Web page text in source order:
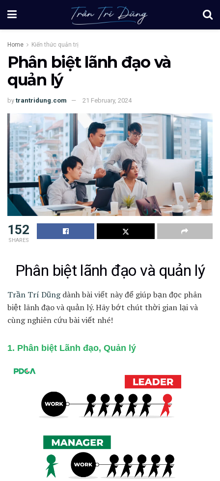
Home Kiến thức quản trị
Phân biệt lãnh đạo và
quản lý
by trantridung.com 21 February, 2024
152
SHARES
Phân biệt lãnh đạo và quản lý
Trần Trí Dũngdành bài viết này để giúp bạn đọc phân
biệt lãnh đạo và quản lý. Hãy bớt chút thời gian lại và
cùng nghiên cứu bài viết nhé!
1. Phân biệt Lãnh đạo, Quản lý